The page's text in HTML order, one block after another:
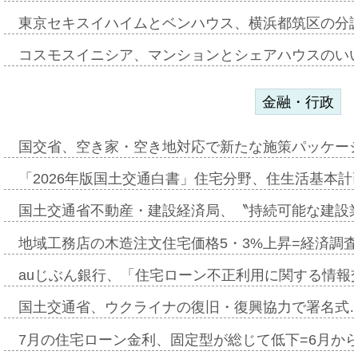
東京セキスイハイムとベンハウス、横浜都筑区の
コスモスイニシア、マンションとシェアハウスの
金融・行政
国交省、空き家・空き地対応で新たな施策パッケ
「2026年版国土交通白書」住宅分野、住生活基本
国土交通省不動産・建設経済局、〝持続可能な建
地域工務店の木造注文住宅価格5・3%上昇=経済調
auじぶん銀行、「住宅ローン不正利用に関する情
国土交通省、ウクライナの復旧・復興協力で署名
7月の住宅ローン金利、固定型が総じて低下=6月か